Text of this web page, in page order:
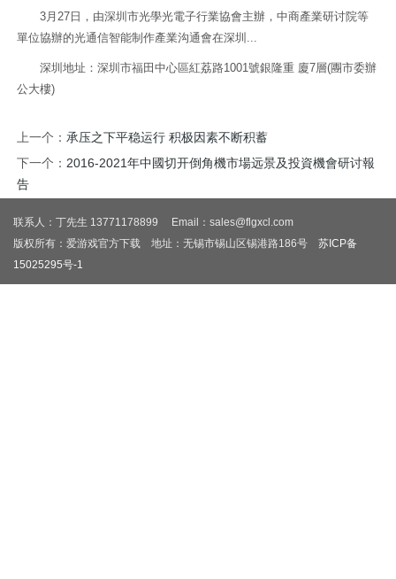
3月27日，由深圳市光學光電子行業協會主辦，中商產業研讨院等
單位協辦的光通信智能制作產業沟通會在深圳...
深圳地址：深圳市福田中心區紅荔路1001號銀隆重 廈7層(團市委辦
公大樓)
上一个：承压之下平稳运行 积极因素不断积蓄
下一个： 2016-2021年中國切开倒角機市場远景及投資機會研讨報
告
联系人：丁先生 13771178899 Email：sales@flgxcl.com
版权所有：爱游戏官方下载 地址：无锡市锡山区锡港路186号 苏ICP备
15025295号-1